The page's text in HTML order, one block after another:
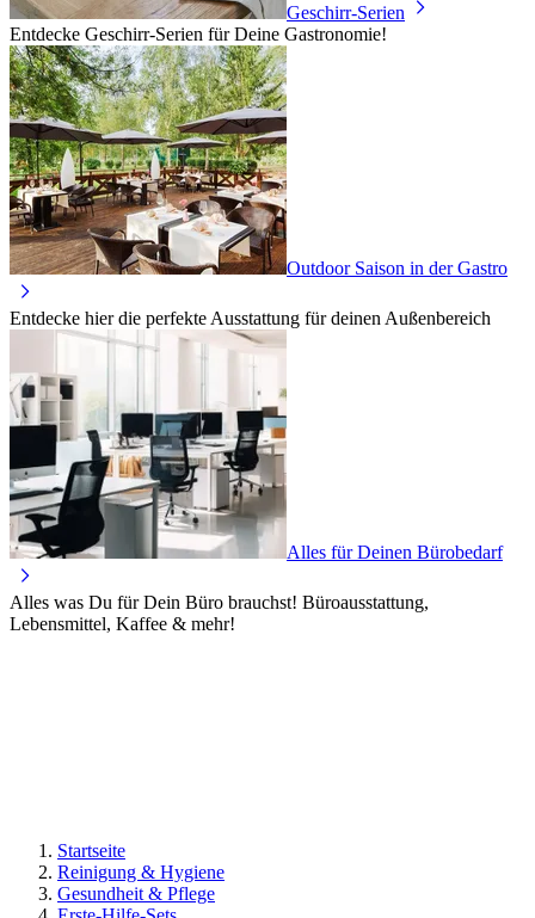
Geschirr-Serien
Entdecke Geschirr-Serien für Deine Gastronomie!
Outdoor Saison in der Gastro
Entdecke hier die perfekte Ausstattung für deinen Außenbereich
Alles für Deinen Bürobedarf
Alles was Du für Dein Büro brauchst! Büroausstattung,
Lebensmittel, Kaffee & mehr!
Startseite
Reinigung & Hygiene
Gesundheit & Pflege